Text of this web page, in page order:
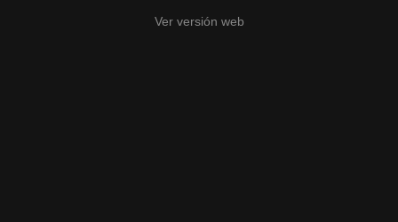
Ver versión web